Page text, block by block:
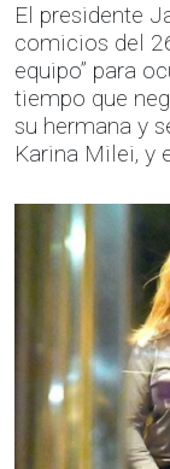
El presidente
comicios del
equipo” para
tiempo que
su hermana y
Karina Milei, y